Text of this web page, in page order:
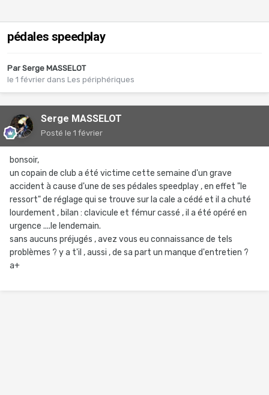
pédales speedplay
Par Serge MASSELOT
le 1 février dans Les périphériques
Serge MASSELOT
Posté le 1 février
bonsoir,
un copain de club a été victime cette semaine d'un grave
accident à cause d'une de ses pédales speedplay , en effet "le
ressort" de réglage qui se trouve sur la cale a cédé et il a chuté
lourdement , bilan : clavicule et fémur cassé , il a été opéré en
urgence ....le lendemain.
sans aucuns préjugés , avez vous eu connaissance de tels
problèmes ? y a t'il , aussi , de sa part un manque d'entretien ?
a+